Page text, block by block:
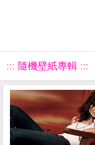
::: 隨機壁紙專輯 :::